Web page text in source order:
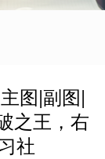
图|副图|
之王，右
社